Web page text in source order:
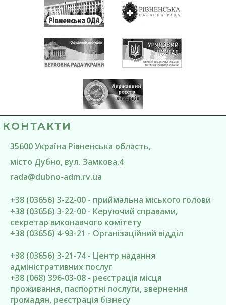
КОНТАКТИ
35600Україна Рівненська область,
місто Дубно, вул. Замкова,4
rada@dubno-adm.rv.ua
+38 (03656) 3-22-00 - приймальна міського голови
+38 (03656) 3-22-00 - Керуючий справами,
секретар виконавчого комітету
+38 (03656) 4-93-21 - Організаційний відділ
+38 (03656) 3-21-74 - Центр надання
адміністративних послуг
+38 (068) 396-03-08 - реєстрація місця
проживання, паспортні послуги, звернення
громадян, реєстрація бізнесу